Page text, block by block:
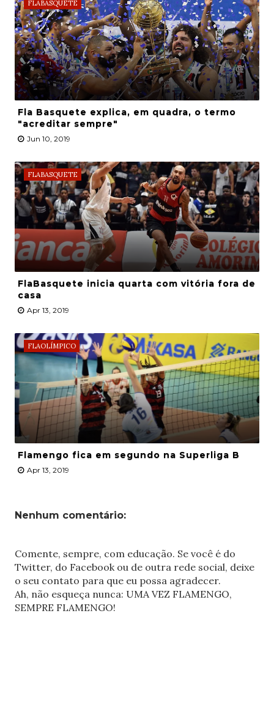
FLABASQUETE
Fla Basquete explica, em quadra, o termo
"acreditar sempre"
Jun 10, 2019
FLABASQUETE
FlaBasquete inicia quarta com vitória fora de
casa
Apr 13, 2019
FLAOLÍMPICO
Flamengo fica em segundo na Superliga B
Apr 13, 2019
Nenhum comentário:
Comente, sempre, com educação. Se você é do
Twitter, do Facebook ou de outra rede social, deixe
o seu contato para que eu possa agradecer.
Ah, não esqueça nunca: UMA VEZ FLAMENGO,
SEMPRE FLAMENGO!